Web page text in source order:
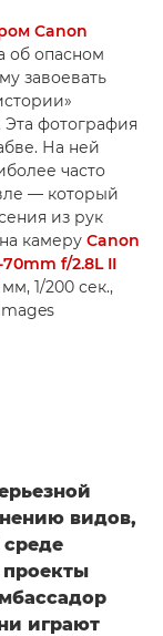
Canon
об опасном
завоевать
Эта фотография
На ней
часто
— который
из рук
камеру Canon
f/2.8L II
1/200 сек.,
видов,
проекты
играют